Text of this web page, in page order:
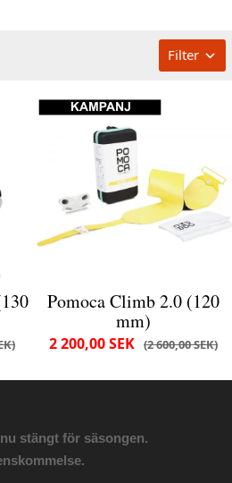
Filter
Pomoca Climb 2.0 (120
mm)
2 600,00 SEK
2 200,00 SEK
stängt för säsongen.